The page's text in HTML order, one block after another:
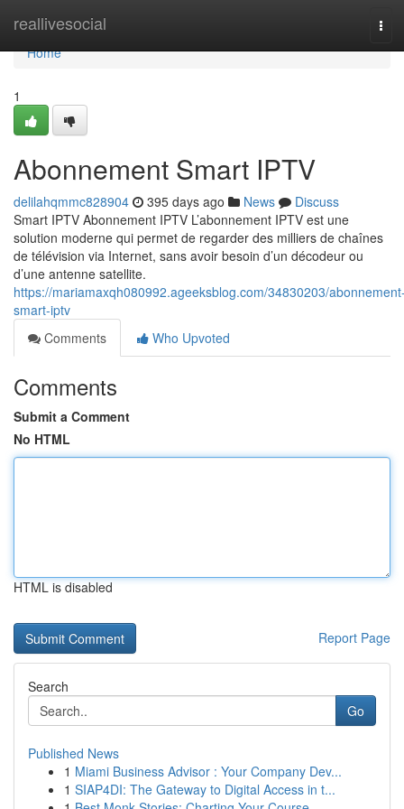
reallivesocial
Home
Home
1
Abonnement Smart IPTV
delilahqmmc828904 395 days ago News
Discuss
Smart IPTV Abonnement IPTV L’abonnement IPTV est une
solution moderne qui permet de regarder des milliers de chaînes
de télévision via Internet, sans avoir besoin d’un décodeur ou
d’une antenne satellite.
https://mariamaxqh080992.ageeksblog.com/34830203/
smart-iptv
Comments
Who Upvoted
Comments
Submit a Comment
No HTML
HTML is disabled
Report Page
Search
Go
Published News
1 Miami Business Advisor : Your Company Dev...
1 SIAP4DI: The Gateway to Digital Access in t...